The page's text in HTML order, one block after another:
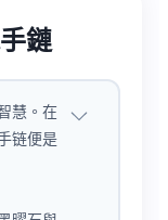
鏈
慧。在
链便是